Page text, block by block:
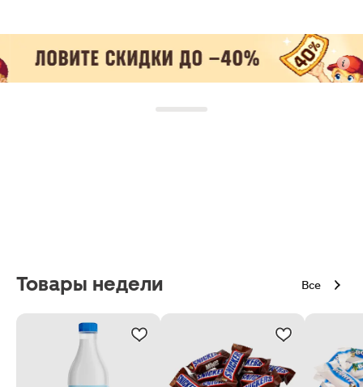
Товары недели Все